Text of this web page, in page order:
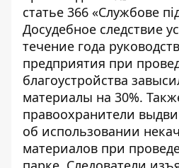
статье 366 «Службове
Досудебное следствие
течение года
предприятия при
благоустройства
материалы на 30%.
правоохранители
об использовании
материалов при